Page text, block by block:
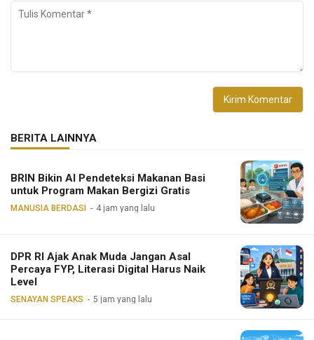
BERITA LAINNYA
BRIN Bikin AI Pendeteksi Makanan Basi
untuk Program Makan Bergizi Gratis
MANUSIA BERDASI 4 jam yang lalu
DPR RI Ajak Anak Muda Jangan Asal
Percaya FYP, Literasi Digital Harus Naik
Level
SENAYAN SPEAKS 5 jam yang lalu